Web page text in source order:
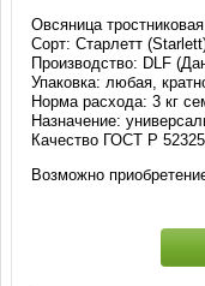
Овсяница
Сорт: Старлетт
Производство: DLF
Упаковка: любая,
Норма расхода: 3 кг
Назначение:
Качество ГОСТ Р
Возможно